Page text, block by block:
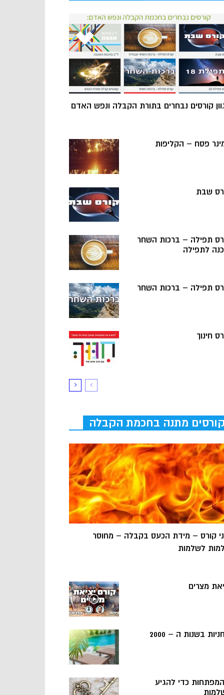
קורסים נבחרים בתורת הקבלה ונפש האדם
פסח – הקליפות
שבת
תפילה – ברכות השחר
לתפילה
תפילה – ברכות השחר
חינוך
קורסים מתנה בחכמת הקבלה
קורס – מידת הכעס בקבלה – מחוסר
לשלמות
מצרים
בשנות ה – 2000
5 המפתחות כדי להגיע